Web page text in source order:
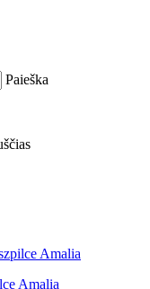
Paieška
Amalia